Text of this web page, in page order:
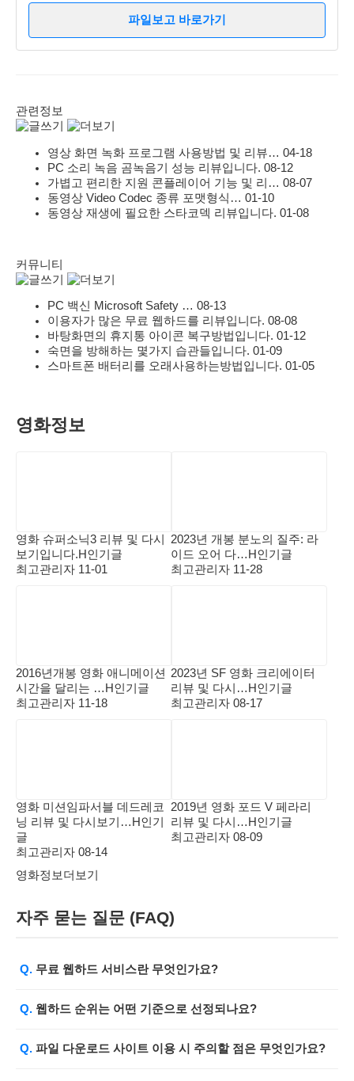
파일보고 바로가기
관련정보
영상 화면 녹화 프로그램 사용방법 및 리뷰… 04-18
PC 소리 녹음 곰녹음기 성능 리뷰입니다. 08-12
가볍고 편리한 지원 콘플레이어 기능 및 리… 08-07
동영상 Video Codec 종류 포맷형식… 01-10
동영상 재생에 필요한 스타코덱 리뷰입니다. 01-08
커뮤니티
PC 백신 Microsoft Safety … 08-13
이용자가 많은 무료 웹하드를 리뷰입니다. 08-08
바탕화면의 휴지통 아이콘 복구방법입니다. 01-12
숙면을 방해하는 몇가지 습관들입니다. 01-09
스마트폰 배터리를 오래사용하는방법입니다. 01-05
영화정보
영화 슈퍼소닉3 리뷰 및 다시
보기입니다.H인기글
최고관리자 11-01
2023년 개봉 분노의 질주: 라
이드 오어 다… H인기글
최고관리자 11-28
2016년개봉 영화 애니메이션
시간을 달리는 … H인기글
최고관리자 11-18
2023년 SF 영화 크리에이터
리뷰 및 다시… H인기글
최고관리자 08-17
영화 미션임파서블 데드레코
닝 리뷰 및 다시보기… H인기
글
최고관리자 08-14
2019년 영화 포드 V 페라리
리뷰 및 다시… H인기글
최고관리자 08-09
영화정보더보기
자주 묻는 질문 (FAQ)
무료 웹하드 서비스란 무엇인가요?
웹하드 순위는 어떤 기준으로 선정되나요?
파일 다운로드 사이트 이용 시 주의할 점은 무엇인가요?